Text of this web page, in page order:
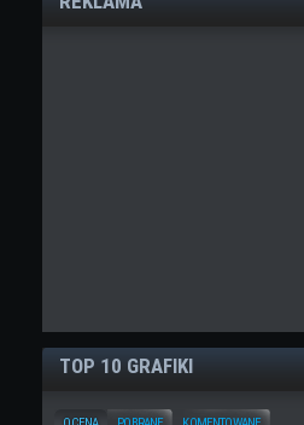
TOP 10 GRAFIKI